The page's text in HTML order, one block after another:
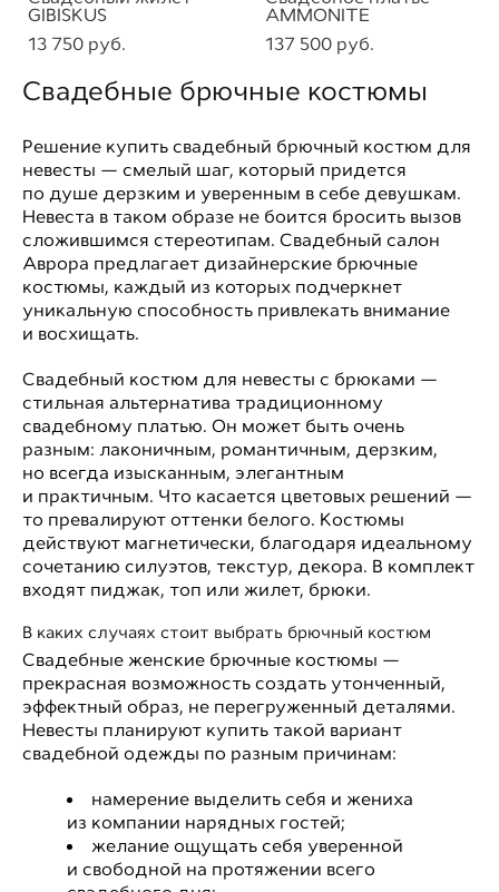
GIBISKUS
13 750 pуб.
AMMONITE
137 500 pуб.
Свадебные брючные костюмы
Решение купить свадебный брючный костюм для
невесты — смелый шаг, который придется
по душе дерзким и уверенным в себе девушкам.
Невеста в таком образе не боится бросить вызов
сложившимся стереотипам. Свадебный салон
Аврора предлагает дизайнерские брючные
костюмы, каждый из которых подчеркнет
уникальную способность привлекать внимание
и восхищать.
Свадебный костюм для невесты с брюками —
стильная альтернатива традиционному
свадебному платью. Он может быть очень
разным: лаконичным, романтичным, дерзким,
но всегда изысканным, элегантным
и практичным. Что касается цветовых решений —
то превалируют оттенки белого. Костюмы
действуют магнетически, благодаря идеальному
сочетанию силуэтов, текстур, декора. В комплект
входят пиджак, топ или жилет, брюки.
В каких случаях стоит выбрать брючный костюм
Свадебные женские брючные костюмы —
прекрасная возможность создать утонченный,
эффектный образ, не перегруженный деталями.
Невесты планируют купить такой вариант
свадебной одежды по разным причинам:
намерение выделить себя и жениха
из компании нарядных гостей;
желание ощущать себя уверенной
и свободной на протяжении всего